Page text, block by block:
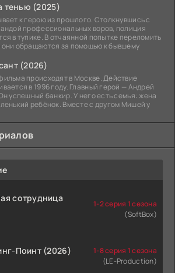
тенью (2025)
к герою из прошлого. Столкнувшись с
профессиональных воров, полиция
в тупике. В отчаянной попытке переломить
обращаются за помощью к бывшему
(2026)
происходят в Москве. Действие
в 1996 году. Главный герой — Андрей
успешный банкир. У него есть семья: жена
ребёнок. Вместе с другом Мишей у
сотрудница
1-2 серия 1 сезона
(SoftBox)
Поинт (2026)
1-8 серия 1 сезона
(LE-Production)